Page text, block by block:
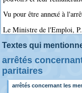
Vu pour être annexé à
Le Ministre de l'Emploi,
Textes qui
arrêtés
paritaires
arrêtés concernant les